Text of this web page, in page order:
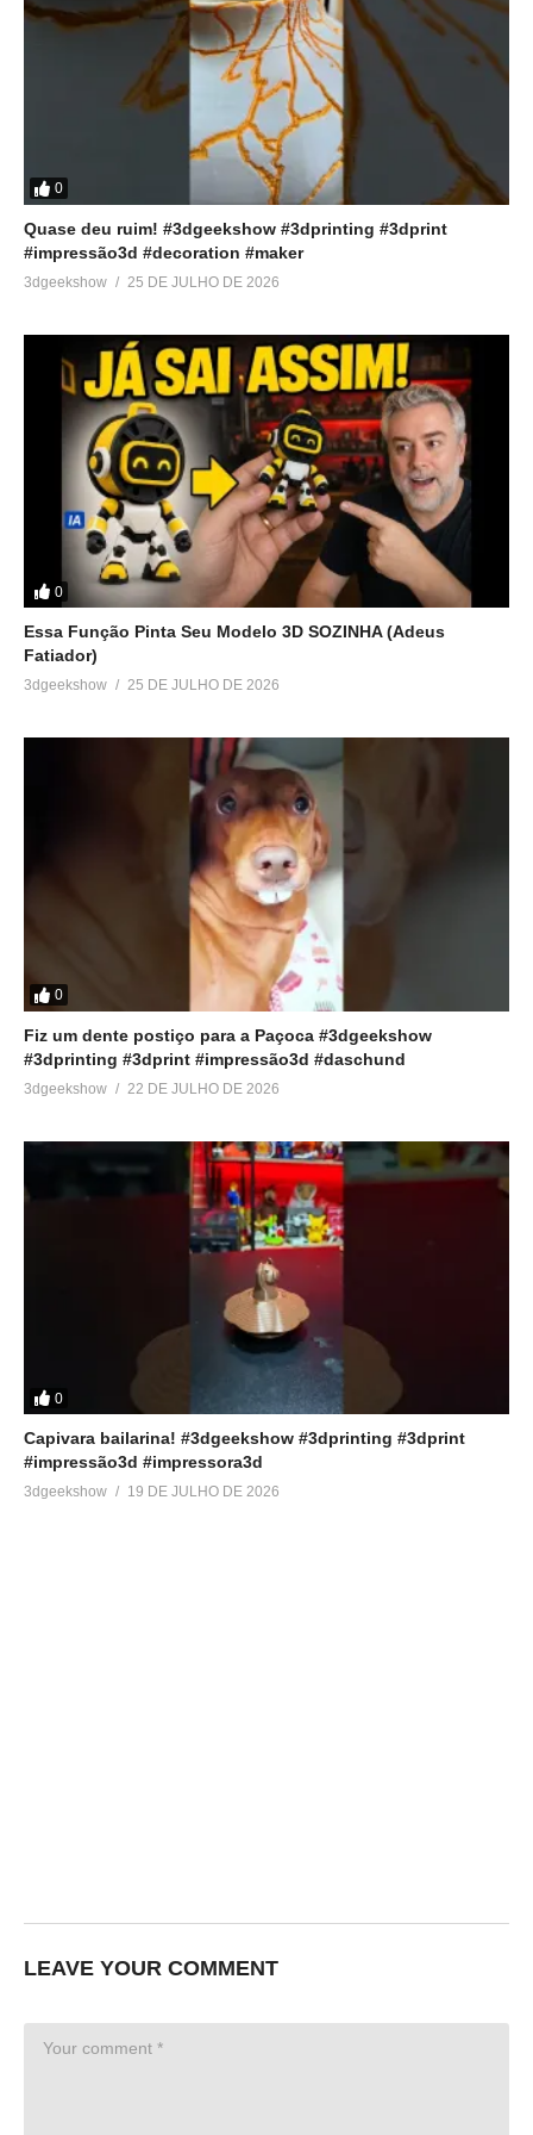
0
Quase deu ruim! #3dgeekshow #3dprinting #3dprint
#impressão3d #decoration #maker
3dgeekshow 25 DE JULHO DE 2026
0
Essa Função Pinta Seu Modelo 3D SOZINHA (Adeus
Fatiador)
3dgeekshow 25 DE JULHO DE 2026
0
Fiz um dente postiço para a Paçoca #3dgeekshow
#3dprinting #3dprint #impressão3d #daschund
3dgeekshow 22 DE JULHO DE 2026
0
Capivara bailarina! #3dgeekshow #3dprinting #3dprint
#impressão3d #impressora3d
3dgeekshow 19 DE JULHO DE 2026
LEAVE YOUR COMMENT